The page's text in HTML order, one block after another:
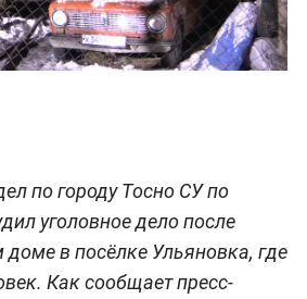
по городу Тосно СУ по
уголовное дело после
в посёлке Ульяновка, где
Как сообщает пресс-